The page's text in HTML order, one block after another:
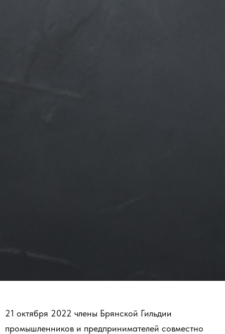
21 октября 2022 члены Брянской Гильдии
промышленников и предпринимателей совместно